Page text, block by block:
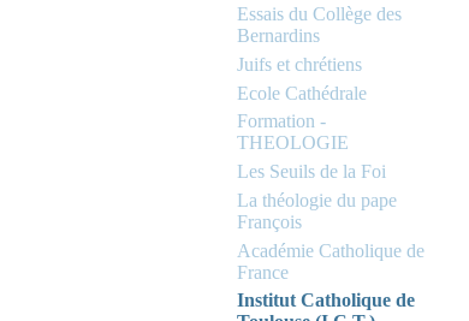
Essais du Collège des
Bernardins
Juifs et chrétiens
Ecole Cathédrale
Formation -
THEOLOGIE
Les Seuils de la Foi
La théologie du pape
François
Académie Catholique de
France
Institut Catholique de